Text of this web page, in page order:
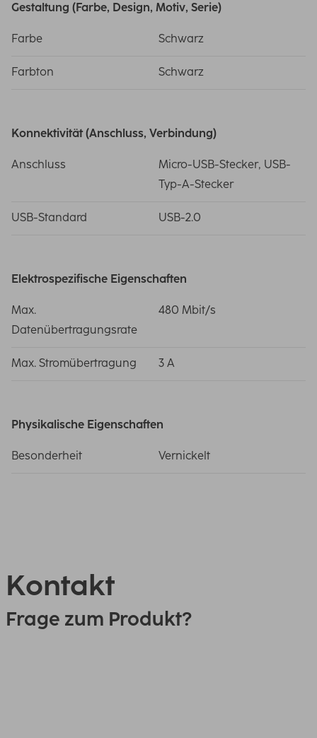
Gestaltung (Farbe, Design, Motiv, Serie)
Farbe Schwarz
Farbton Schwarz
Konnektivität (Anschluss, Verbindung)
Anschluss
Micro-USB-Stecker, USB-
Typ-A-Stecker
USB-Standard USB-2.0
Elektrospezifische Eigenschaften
Max.
Datenübertragungsrate
480 Mbit/s
Max. Stromübertragung 3 A
Physikalische Eigenschaften
Besonderheit Vernickelt
Kontakt
Frage zum Produkt?